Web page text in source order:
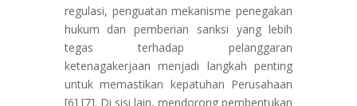
regulasi, penguatan mekanisme penegakan
hukum dan pemberian sanksi yang lebih
tegas terhadap pelanggaran
ketenagakerjaan menjadi langkah penting
untuk memastikan kepatuhan Perusahaan
[6] [7]. Di sisi lain, mendorong pembentukan